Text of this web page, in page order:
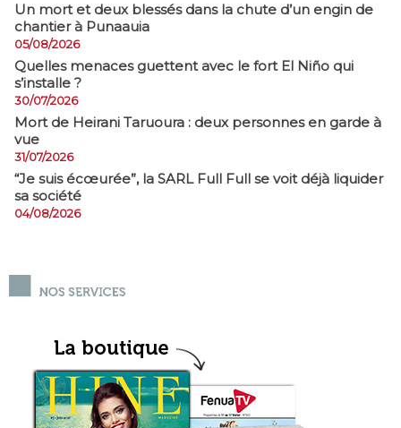
​Un mort et deux blessés dans la chute d’un engin de
chantier à Punaauia
05/08/2026
Quelles menaces guettent avec le fort El Niño qui
s’installe ?
30/07/2026
Mort de Heirani Taruoura : deux personnes en garde à
vue
31/07/2026
​“Je suis écœurée”, la SARL Full Full se voit déjà liquider
sa société
04/08/2026